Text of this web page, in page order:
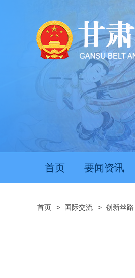
首页 要闻资讯
首页 > 国际交流 > 创新丝路